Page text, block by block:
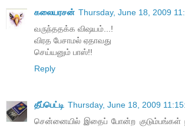
கலையரசன் Thursday, June 18, 2009
வருந்ததக்க விஷயம்...!
விரத பேசாமல் ஏதாவது
செய்யனும் பாஸ்!!
Reply
தீப்பெட்டி Thursday, June 18, 2009
சென்னையில் இதைப் போன்ற குடும்பங்கள்